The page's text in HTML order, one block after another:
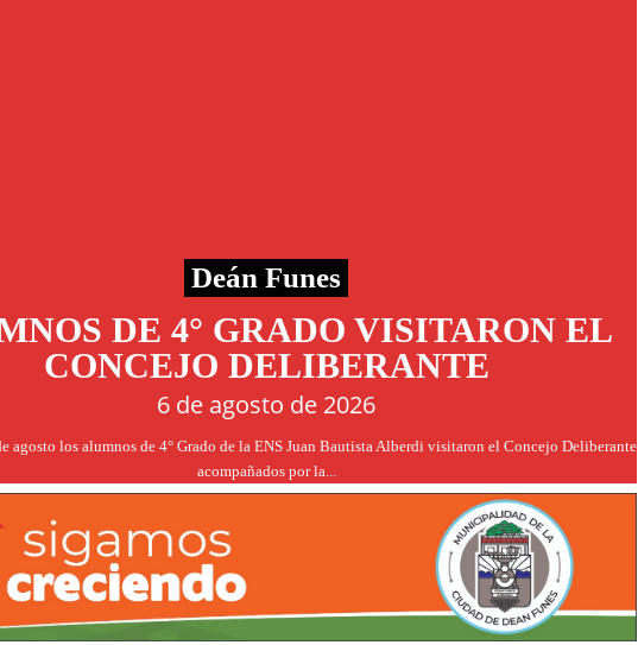
Deán Funes
DE 4° GRADO VISITARON EL
CONCEJO DELIBERANTE
6 de agosto de 2026
agosto los alumnos de 4° Grado de la ENS Juan Bautista Alberdi visitaron el Concejo Deliberante
acompañados por la...